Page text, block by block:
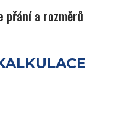
přání a rozměrů